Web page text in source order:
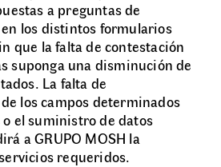
a preguntas de
los distintos formularios
que la falta de contestación
suponga una disminución de
La falta de
los campos determinados
el suministro de datos
a GRUPO MOSH la
requeridos.